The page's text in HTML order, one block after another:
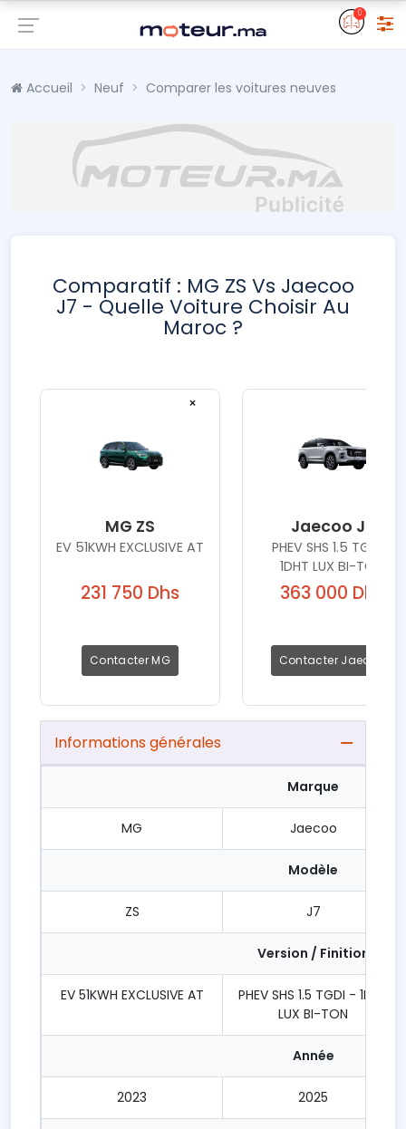
0
Accueil Neuf Comparer les voitures neuves
Comparatif : MG ZS Vs Jaecoo
J7 - Quelle Voiture Choisir Au
Maroc ?
×
MG ZS
EV 51KWH EXCLUSIVE AT
231 750 Dhs
Contacter MG
Jaecoo J7
PHEV SHS 1.5 TGDI -
1DHT LUX BI-TON
363 000 Dhs
Contacter Jaecoo
Informations générales
Marque
MG Jaecoo
Modèle
ZS J7
Version / Finition
EV 51KWH EXCLUSIVE AT
PHEV SHS 1.5 TGDI - 1DHT
LUX BI-TON
Année
2023 2025